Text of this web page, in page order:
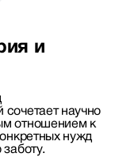
и
сочетает научно
отношением к
нужд